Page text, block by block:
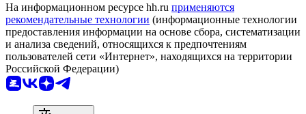
На информационном ресурсе hh.ru применяются
рекомендательные технологии (информационные технологии
предоставления информации на основе сбора, систематизации
и анализа сведений, относящихся к предпочтениям
пользователей сети «Интернет», находящихся на территории
Российской Федерации)